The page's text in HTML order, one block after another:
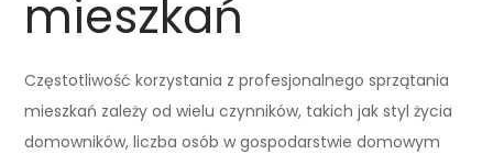
mieszkań
Częstotliwość korzystania z profesjonalnego sprzątania
mieszkań zależy od wielu czynników, takich jak styl życia
domowników, liczba osób w gospodarstwie domowym